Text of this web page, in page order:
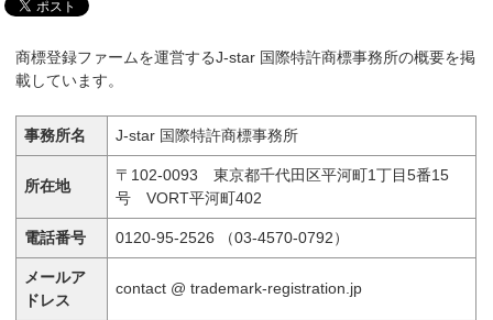
商標登録ファームを運営するJ-star 国際特許商標事務所の概要を掲
載しています。
事務所名 J-star 国際特許商標事務所
所在地
〒102-0093 東京都千代田区平河町1丁目5番15
号 VORT平河町402
電話番号 0120-95-2526 （03-4570-0792）
メールア
ドレス
contact @ trademark-registration.jp